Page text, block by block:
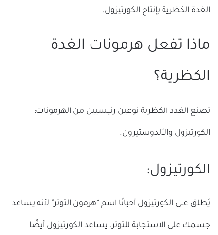
الغدة الكظرية بإنتاج الكورتيزول.
ماذا تفعل هرمونات الغدة
الكظرية؟
تصنع الغدد الكظرية نوعين رئيسيين من الهرمونات:
الكورتيزول والألدوستيرون.
الكورتيزول:
يُطلق على الكورتيزول أحيانًا اسم “هرمون التوتر” لأنه يساعد
جسمك على الاستجابة للتوتر. يساعد الكورتيزول أيضًا